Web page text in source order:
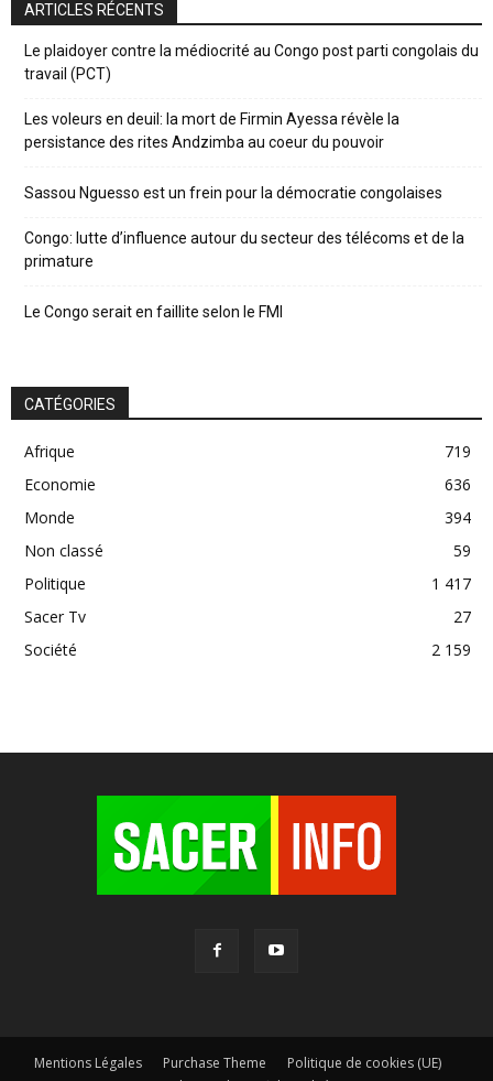
ARTICLES RÉCENTS
Le plaidoyer contre la médiocrité au Congo post parti congolais du
travail (PCT)
Les voleurs en deuil: la mort de Firmin Ayessa révèle la
persistance des rites Andzimba au coeur du pouvoir
Sassou Nguesso est un frein pour la démocratie congolaises
Congo: lutte d’influence autour du secteur des télécoms et de la
primature
Le Congo serait en faillite selon le FMI
CATÉGORIES
Afrique
719
Economie
636
Monde
394
Non classé
59
Politique
1 417
Sacer Tv
27
Société
2 159
Mentions Légales Purchase Theme
Politique de cookies (UE)